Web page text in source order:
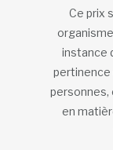
Ce prix
instance
pertinence
personnes,
en